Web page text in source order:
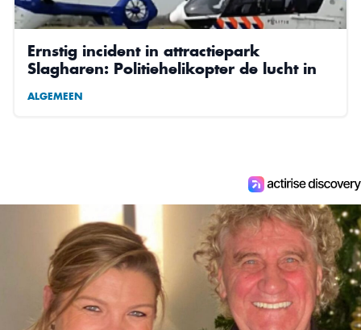
Ernstig incident in attractiepark
Slagharen: Politiehelikopter de lucht in
ALGEMEEN